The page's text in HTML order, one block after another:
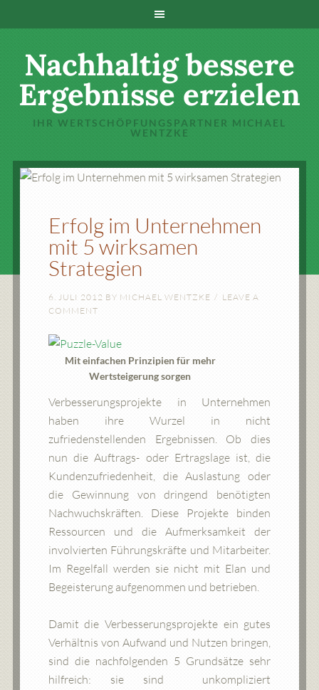
Nachhaltig bessere
Ergebnisse erzielen
IHR WERTSCHÖPFUNGSPARTNER MICHAEL
WENTZKE
Erfolg im Unternehmen
mit 5 wirksamen
Strategien
6. JULI 2012 BY MICHAEL WENTZKE
LEAVE A
COMMENT
Mit einfachen Prinzipien für mehr
Wertsteigerung sorgen
Verbesserungsprojekte in Unternehmen
haben ihre Wurzel in nicht
zufriedenstellenden Ergebnissen. Ob dies
nun die Auftrags- oder Ertragslage ist, die
Kundenzufriedenheit, die Auslastung oder
die Gewinnung von dringend benötigten
Nachwuchskräften. Diese Projekte binden
Ressourcen und die Aufmerksamkeit der
involvierten Führungskräfte und Mitarbeiter.
Im Regelfall werden sie nicht mit Elan und
Begeisterung aufgenommen und betrieben.
Damit die Verbesserungsprojekte ein gutes
Verhältnis von Aufwand und Nutzen bringen,
sind die nachfolgenden 5 Grundsätze sehr
hilfreich: sie sind unkompliziert